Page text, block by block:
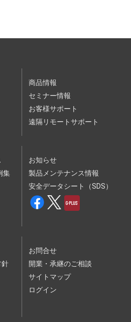
自身で行わなければなりません。
し、当社はお客様に確認のため連絡
順に受講登録を行いますが、お客様
れます。
いずれかに該当する申込について
があります。
等を理由として本サービスの提供停
契約の解除等の処分を受けている場合
、暴力団関係企業、総会屋、社会運動
標ぼうゴロ、特殊知能暴力集団、その
人、被保佐人または被補助人であっ
的な根拠により不適当と判断した場
された本人以外は受講できません。
１台のデバイス（機器）が必要で
信機器、通信回線その他設備を保持
商品情報
セミナー情報
お客様サポート
遠隔リモートサポート
集
お知らせ
製品メンテナンス情報
安全データシート（SDS）
針
お問合せ
開業・承継のご相談
サイトマップ
ログイン